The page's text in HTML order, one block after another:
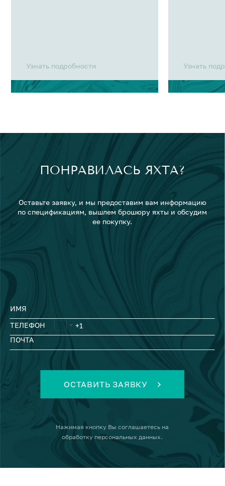
Узнать подробности Узнать
ПОНРАВИЛАСЬ ЯХТА?
Оставьте заявку, и мы предоставим вам информацию
по спецификациям, вышлем брошюру яхты и обсудим
ее покупку.
ИМЯ
ТЕЛЕФОН
ПОЧТА
ОСТАВИТЬ ЗАЯВКУ
Нажимая кнопку Вы соглашаетесь на
обработку персональных данных.